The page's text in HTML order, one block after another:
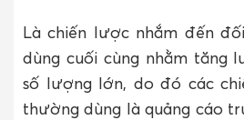
Là chiến lược nhắm đến
dùng cuối cùng nhằm tăng
số lượng lớn, do đó các
thường dùng là quảng cáo